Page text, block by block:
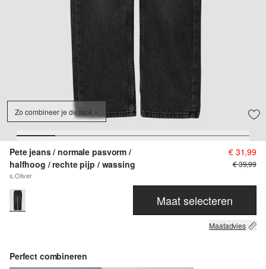
Zo combineer je de look
Pete jeans / normale pasvorm /
halfhoog / rechte pijp / wassing
s.Oliver
€ 31,99
€ 39,99
Maat selecteren
Maatadvies
Perfect combineren